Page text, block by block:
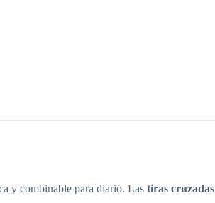
y combinable para diario. Las tiras cruzadas